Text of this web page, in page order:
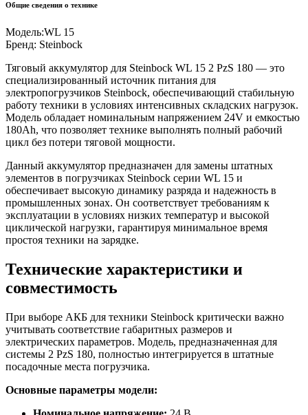
Общие сведения о технике
Модель:WL 15
Бренд: Steinbock
Тяговый аккумулятор для Steinbock WL 15 2 PzS 180 — это
специализированный источник питания для
электропогрузчиков Steinbock, обеспечивающий стабильную
работу техники в условиях интенсивных складских нагрузок.
Модель обладает номинальным напряжением 24V и емкостью
180Ah, что позволяет технике выполнять полный рабочий
цикл без потери тяговой мощности.
Данный аккумулятор предназначен для замены штатных
элементов в погрузчиках Steinbock серии WL 15 и
обеспечивает высокую динамику разряда и надежность в
промышленных зонах. Он соответствует требованиям к
эксплуатации в условиях низких температур и высокой
циклической нагрузки, гарантируя минимальное время
простоя техники на зарядке.
Технические характеристики и
совместимость
При выборе АКБ для техники Steinbock критически важно
учитывать соответствие габаритных размеров и
электрических параметров. Модель, предназначенная для
системы 2 PzS 180, полностью интегрируется в штатные
посадочные места погрузчика.
Основные параметры модели: